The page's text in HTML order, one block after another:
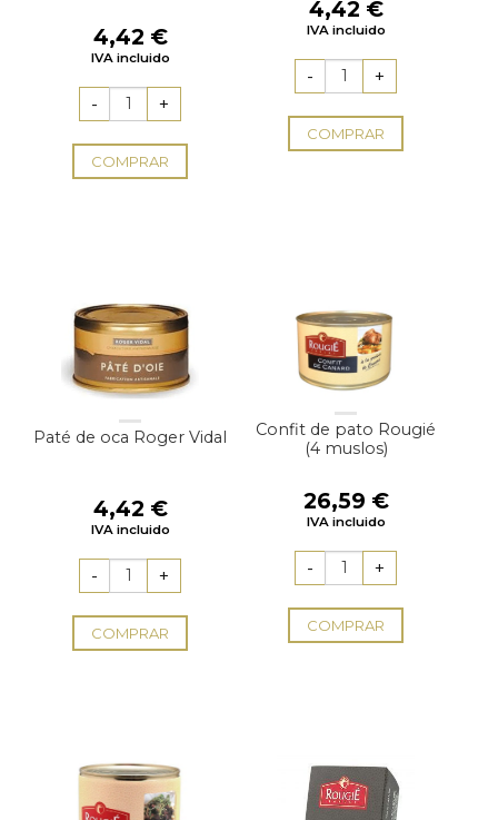
4,42 €
IVA incluido
COMPRAR
4,42 €
IVA incluido
COMPRAR
Paté de oca Roger Vidal
4,42 €
IVA incluido
COMPRAR
Confit de pato Rougié
(4 muslos)
26,59 €
IVA incluido
COMPRAR